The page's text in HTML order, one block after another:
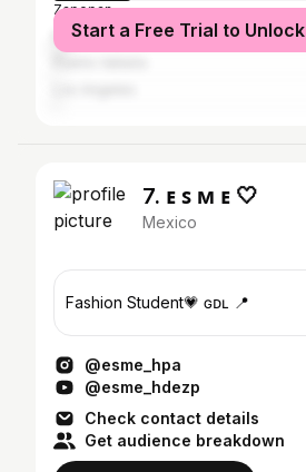
Zapopan
Mexico City
Start a Free Trial to Unlock
7. ᴇ ꜱ ᴍ ᴇ 🤍
Mexico
Fashion Student💗 ɢᴅʟ 📍
@esme_hpa
@esme_hdezp
Check contact details
Get audience breakdown